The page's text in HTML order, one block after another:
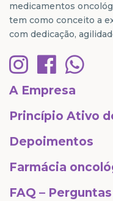
medicamentos
tem como conceito a
com dedicação,
A Empresa
Princípio Ativo
Depoimentos
Farmácia
FAQ –